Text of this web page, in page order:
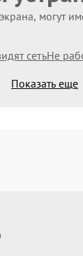
могут
сетьНе
Показать еще